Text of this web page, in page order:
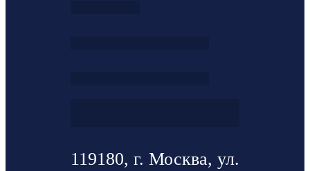
119180, г. Москва, ул.